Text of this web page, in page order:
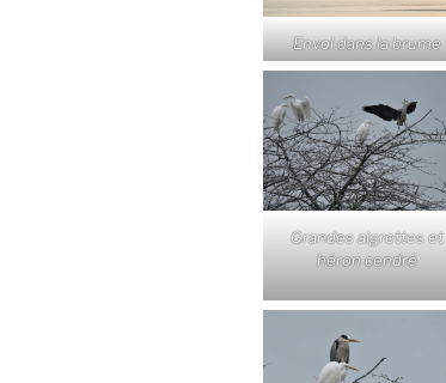
Envol dans la brume
Grandes aigrettes et
héron cendré